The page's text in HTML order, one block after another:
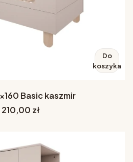
Do
koszyka
Basic kaszmir
210,00 zł